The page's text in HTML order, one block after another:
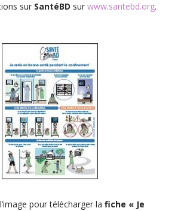
sur SantéBD surwww.santebd.org.
pour télécharger la fiche « Je